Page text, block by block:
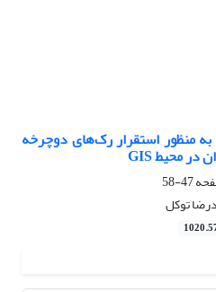
منظور استقرار رک‌های دوچرخه
47-58
توکل